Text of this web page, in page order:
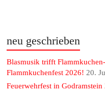
neu geschrieben
Blasmusik trifft
Flammkuchenfest 2026! 20.
Feuerwehrfest in Godramstein